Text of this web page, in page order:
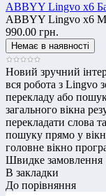
ABBYY Lingvo x6
ABBYY Lingvo x6
990.00 грн.
Новий зручний
вся робота з Lingvo
перекладу або
загального вікна
перекладати слова
пошуку прямо у
головне вікно
Швидке замовлення
В закладки
До порівняння